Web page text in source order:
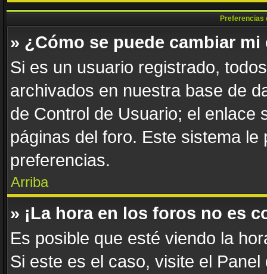
Preferencias
» ¿Cómo se puede cambiar
Si es un usuario registrado,
archivados en nuestra base de
de Control de Usuario; el enlace
páginas del foro. Este sistema
preferencias.
Arriba
» ¡La hora en los foros no es
Es posible que esté viendo la
Si este es el caso, visite el